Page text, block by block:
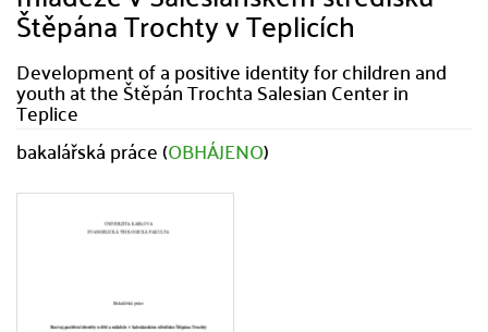
Štěpána Trochty v Teplicích
Development of a positive identity for children and
youth at the Štěpán Trochta Salesian Center in
Teplice
bakalářská práce (OBHÁJENO)